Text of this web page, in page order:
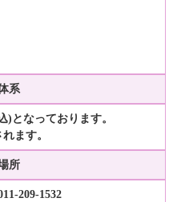
系
)となっております。
ます。
所
209-1532